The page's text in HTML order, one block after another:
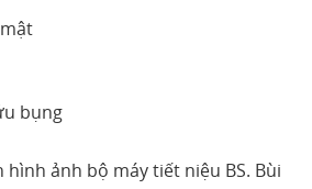
bụng
hình ảnh bộ máy tiết niệu BS. Bùi